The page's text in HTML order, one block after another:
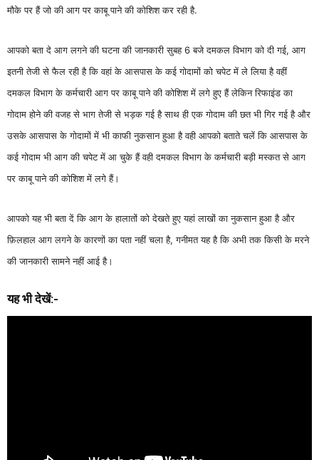
मौके पर हैं जो की आग पर काबू पाने की कोशिश कर रही है.
आपको बता दे आग लगने की घटना की जानकारी सुबह 6 बजे दमकल विभाग को दी गई, आग
इतनी तेजी से फैल रही है कि वहां के आसपास के कई गोदामों को चपेट में ले लिया है वहीं
दमकल विभाग के कर्मचारी आग पर काबू पाने की कोशिश में लगे हुए हैं लेकिन रिफाइंड का
गोदाम होने की वजह से भाग तेजी से भड़क गई है साथ ही एक गोदाम की छत भी गिर गई है और
उसके आसपास के गोदामों में भी काफी नुकसान हुआ है वही आपको बताते चलें कि आसपास के
कई गोदाम भी आग की चपेट में आ चुके हैं वही दमकल विभाग के कर्मचारी बड़ी मस्कत से आग
पर काबू पाने की कोशिश में लगे हैं।
आपको यह भी बता दें कि आग के हालातों को देखते हुए यहां लाखों का नुकसान हुआ है और
फ़िलहाल आग लगने के कारणों का पता नहीं चला है, गनीमत यह है कि अभी तक किसी के मरने
की जानकारी सामने नहीं आई है।
यह भी देखें:-